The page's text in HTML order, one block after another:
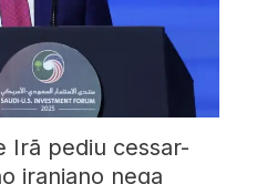
Irã pediu cessar-
iraniano nega